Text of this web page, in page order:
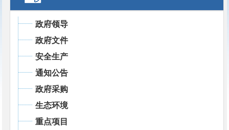
政府领导
政府文件
安全生产
通知公告
政府采购
生态环境
重点项目